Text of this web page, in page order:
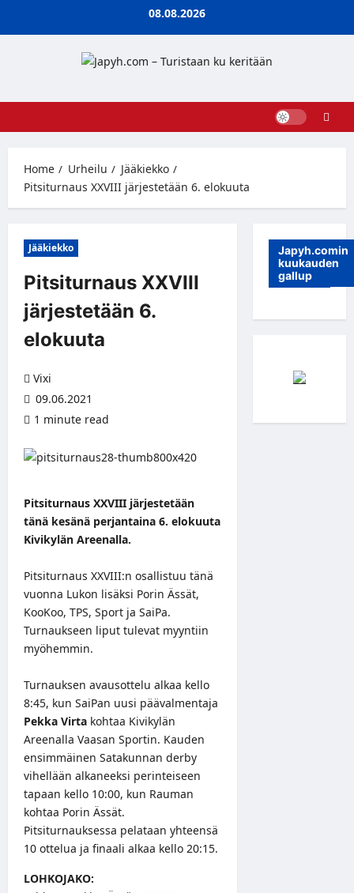
08.08.2026
Home Urheilu
Jääkiekko
Pitsiturnaus XXVIII järjestetään 6. elokuuta
Jääkiekko
Pitsiturnaus XXVIII
järjestetään 6.
elokuuta
Vixi
09.06.2021
1 minute read
Pitsiturnaus XXVIII järjestetään
tänä kesänä perjantaina 6. elokuuta
Kivikylän Areenalla.
Pitsiturnaus XXVIII:n osallistuu tänä
vuonna Lukon lisäksi Porin Ässät,
KooKoo, TPS, Sport ja SaiPa.
Turnaukseen liput tulevat myyntiin
myöhemmin.
Turnauksen avausottelu alkaa kello
8:45, kun SaiPan uusi päävalmentaja
Pekka Virta kohtaa Kivikylän
Areenalla Vaasan Sportin. Kauden
ensimmäinen Satakunnan derby
vihellään alkaneeksi perinteiseen
tapaan kello 10:00, kun Rauman
kohtaa Porin Ässät.
Pitsiturnauksessa pelataan yhteensä
10 ottelua ja finaali alkaa kello 20:15.
LOHKOJAKO:
Japyh.comin
kuukauden
gallup